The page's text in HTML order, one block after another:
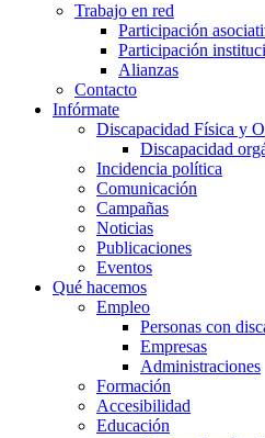
Trabajo en red
Participación
Participación
Alianzas
Contacto
Infórmate
Discapacidad Física y
Discapacidad
Incidencia política
Comunicación
Campañas
Noticias
Publicaciones
Eventos
Qué hacemos
Empleo
Personas con
Empresas
Administraciones
Formación
Accesibilidad
Educación